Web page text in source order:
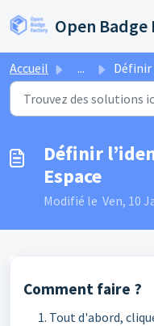
Accueil ... Définir
Définir
Espace
Modifié le Ven, 10
Comment faire ?
Tout d'abord,